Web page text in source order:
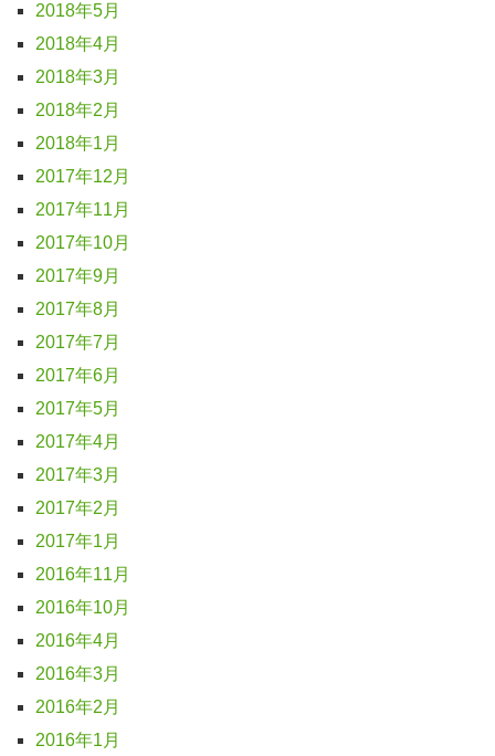
2018年5月
2018年4月
2018年3月
2018年2月
2018年1月
2017年12月
2017年11月
2017年10月
2017年9月
2017年8月
2017年7月
2017年6月
2017年5月
2017年4月
2017年3月
2017年2月
2017年1月
2016年11月
2016年10月
2016年4月
2016年3月
2016年2月
2016年1月